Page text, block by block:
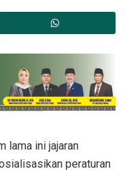
lama ini jajaran
peraturan